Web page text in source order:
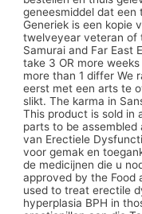
geneesmiddel dat een
Generiek is een kopie
twelveyear veteran of
Samurai and Far East
take 3 OR more
more than 1 differ We
eerst met een arts te
slikt. The karma in
This product is sold in
parts to be
van Erectiele
voor gemak en
de medicijnen die u
approved by the Food
used to treat erectile
hyperplasia BPH in